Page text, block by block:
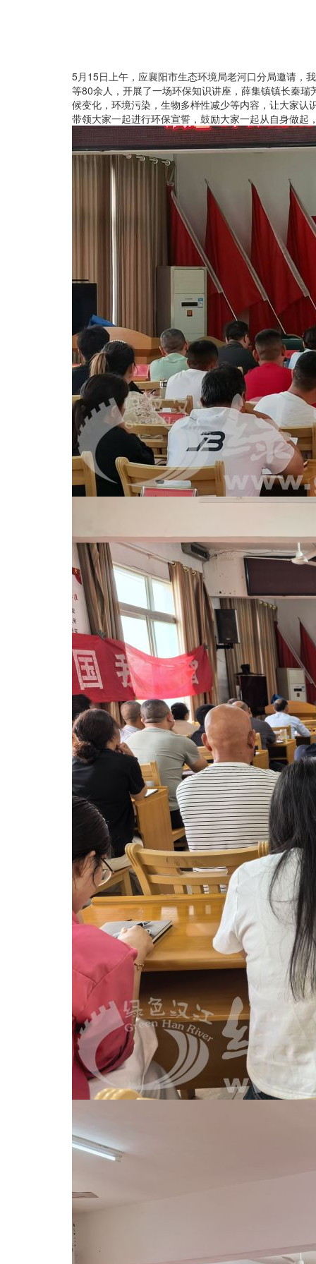
5月 15日上午，应襄阳市生态环境局老河口分局邀请，
等80余人，开展了一场环保知识讲座，薛集镇镇长秦瑞
候变化，环境污染，生物多样性减少等内容，让大家
带领大家一起进行环保宣誓，鼓励大家一起从自身做